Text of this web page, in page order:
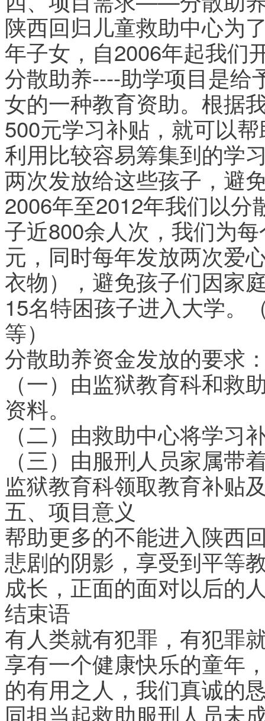
陕西回归儿童救助中心为
年子女，自2006年起我们
分散助养----助学项目是给
女的一种教育资助。根据
500元学习补贴，就可以
利用比较容易筹集到的学
两次发放给这些孩子，避
2006年至2012年我们以
子近800余人次，我们为
元，同时每年发放两次爱
衣物），避免孩子们因家
15名特困孩子进入大学。
等）
分散助养资金发放的要求
（一）由监狱教育科和
资料。
（二）由救助中心将学习
（三）由服刑人员家属
监狱教育科领取教育补贴
五、项目意义
帮助更多的不能进入陕西
悲剧的阴影，享受到平等
成长，正面的面对以后的
结束语
有人类就有犯罪，有犯罪
享有一个健康快乐的童年
的有用之人，我们真诚的
同担当起救助服刑人员未